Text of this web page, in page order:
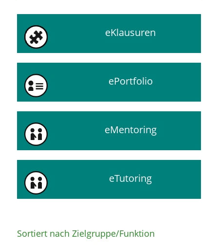
eKlausuren
ePortfolio
eMentoring
eTutoring
Sortiert nach Zielgruppe/Funktion